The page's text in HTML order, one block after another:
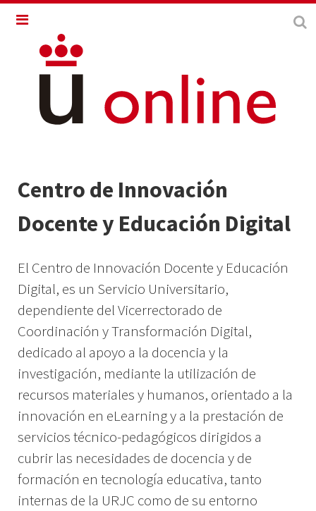
Centro de Innovación
Docente y Educación Digital
El Centro de Innovación Docente y Educación
Digital, es un Servicio Universitario,
dependiente delVicerrectorado de
Coordinación y Transformación Digital,
dedicado al apoyo a la docencia y la
investigación, mediante la utilización de
recursos materiales y humanos, orientado a la
innovación en eLearning y a la prestación de
servicios técnico-pedagógicos dirigidos a
cubrir las necesidades de docencia y de
formación en tecnología educativa, tanto
internas de la URJC como de su entorno